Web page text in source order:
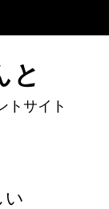
と
トサイト
い